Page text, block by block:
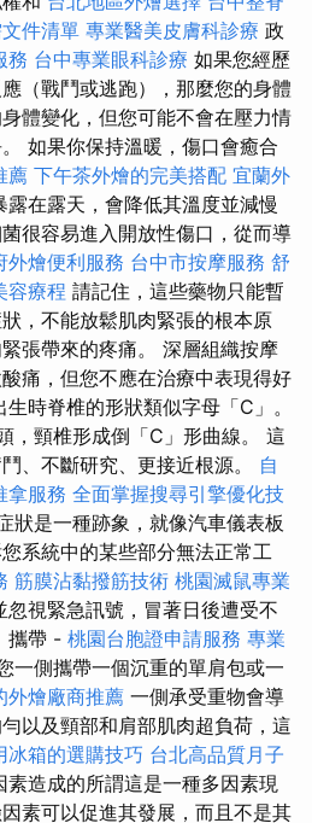
件清單 專業醫美皮膚科診療 政
務 台中專業眼科診療 如果您經歷
（戰鬥或逃跑），那麼您的身體
體變化，但您可能不會在壓力情
如果你保持溫暖，傷口會癒合
薦 下午茶外燴的完美搭配 宜蘭外
露在露天，會降低其溫度並減慢
很容易進入開放性傷口，從而導
外燴便利服務 台中市按摩服務 舒
容療程 請記住，這些藥物只能暫
，不能放鬆肌肉緊張的根本原
張帶來的疼痛。 深層組織按摩
痛，但您不應在治療中表現得好
時脊椎的形狀類似字母「C」。
，頸椎形成倒「C」形曲線。 這
、不斷研究、更接近根源。 自
拿服務 全面掌握搜尋引擎優化技
狀是一種跡象，就像汽車儀表板
系統中的某些部分無法正常工
筋膜沾黏撥筋技術 桃園滅鼠專業
忽視緊急訊號，冒著日後遭受不
攜帶 - 桃園台胞證申請服務 專業
一側攜帶一個沉重的單肩包或一
外燴廠商推薦 一側承受重物會導
以及頸部和肩部肌肉超負荷，這
冰箱的選購技巧 台北高品質月子
造成的所謂這是一種多因素現
素可以促進其發展，而且不是其